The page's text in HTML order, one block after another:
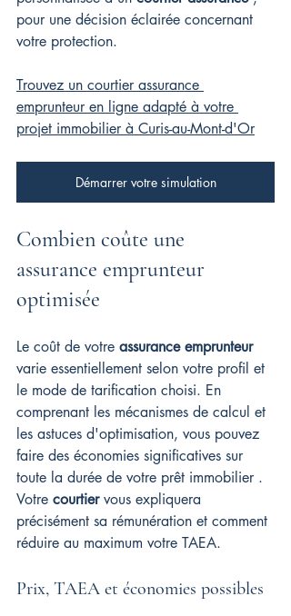
pour une décision éclairée concernant
votre protection.
Trouvez un courtier assurance
emprunteur en ligne adapté à votre
projet immobilier à Curis-au-Mont-d'Or
Démarrer votre simulation
Combien coûte une
assurance emprunteur
optimisée
Le coût de votre assurance emprunteur
varie essentiellement selon votre profil et
le mode de tarification choisi. En
comprenant les mécanismes de calcul et
les astuces d'optimisation, vous pouvez
faire des économies significatives sur
toute la durée de votre prêt immobilier .
Votre courtier vous expliquera
précisément sa rémunération et comment
réduire au maximum votre TAEA.
Prix, TAEA et économies possibles